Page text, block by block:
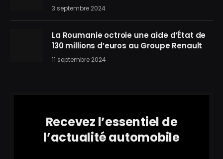
3 septembre 2024
La Roumanie octroie une aide d’État de
130 millions d’euros au Groupe Renault
11 septembre 2024
Recevez l’essentiel de
l’actualité automobile